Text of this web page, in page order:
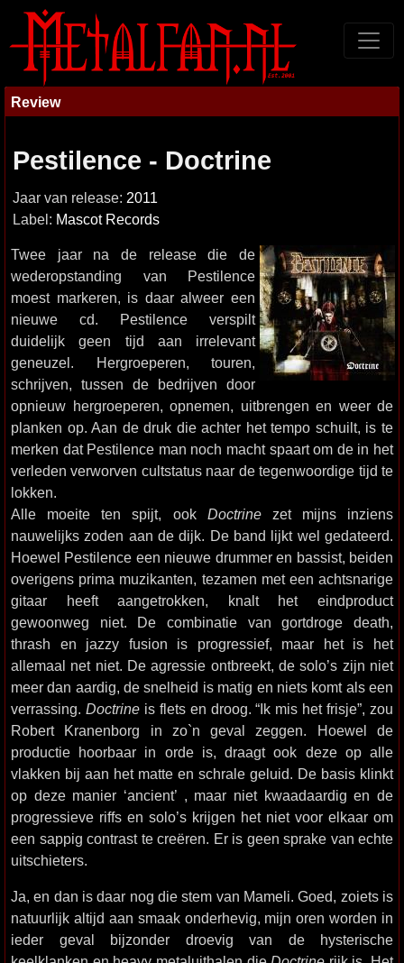
Review
Pestilence - Doctrine
Jaar van release: 2011
Label: Mascot Records
Twee jaar na de release die de
wederopstanding van Pestilence
moest markeren, is daar alweer een
nieuwe cd. Pestilence verspilt
duidelijk geen tijd aan irrelevant
geneuzel. Hergroeperen, touren,
schrijven, tussen de bedrijven door
opnieuw hergroeperen, opnemen, uitbrengen en weer de
planken op. Aan de druk die achter het tempo schuilt, is te
merken dat Pestilence man noch macht spaart om de in het
verleden verworven cultstatus naar de tegenwoordige tijd te
lokken.
Alle moeite ten spijt, ook Doctrinezet mijns inziens
nauwelijks zoden aan de dijk. De band lijkt wel gedateerd.
Hoewel Pestilence een nieuwe drummer en bassist, beiden
overigens prima muzikanten, tezamen met een achtsnarige
gitaar heeft aangetrokken, knalt het eindproduct
gewoonweg niet. De combinatie van gortdroge death,
thrash en jazzy fusion is progressief, maar het is het
allemaal net niet. De agressie ontbreekt, de solo’s zijn niet
meer dan aardig, de snelheid is matig en niets komt als een
verrassing. Doctrineis flets en droog. “Ik mis het frisje”, zou
Robert Kranenborg in zo`n geval zeggen. Hoewel de
productie hoorbaar in orde is, draagt ook deze op alle
vlakken bij aan het matte en schrale geluid. De basis klinkt
op deze manier ‘ancient’ , maar niet kwaadaardig en de
progressieve riffs en solo’s krijgen het niet voor elkaar om
een sappig contrast te creëren. Er is geen sprake van echte
uitschieters.
Ja, en dan is daar nog die stem van Mameli. Goed, zoiets is
natuurlijk altijd aan smaak onderhevig, mijn oren worden in
ieder geval bijzonder droevig van de hysterische